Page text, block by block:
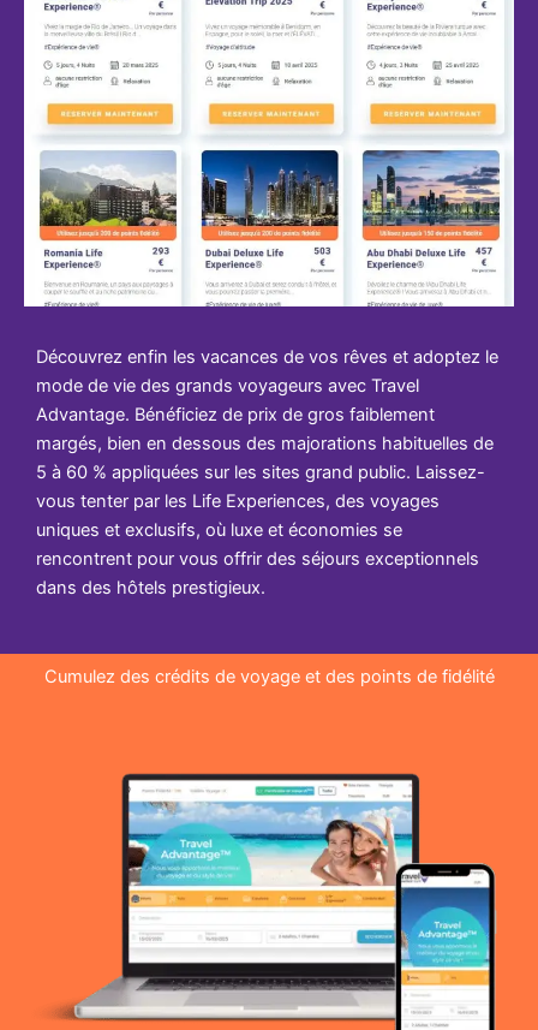
Découvrez enfin les vacances de vos rêves et adoptez le
mode de vie des grands voyageurs avec Travel
Advantage. Bénéficiez de prix de gros faiblement
margés, bien en dessous des majorations habituelles de
5 à 60 % appliquées sur les sites grand public. Laissez-
vous tenter par les Life Experiences, des voyages
uniques et exclusifs, où luxe et économies se
rencontrent pour vous offrir des séjours exceptionnels
dans des hôtels prestigieux.
Cumulez des crédits de voyage et des points de fidélité